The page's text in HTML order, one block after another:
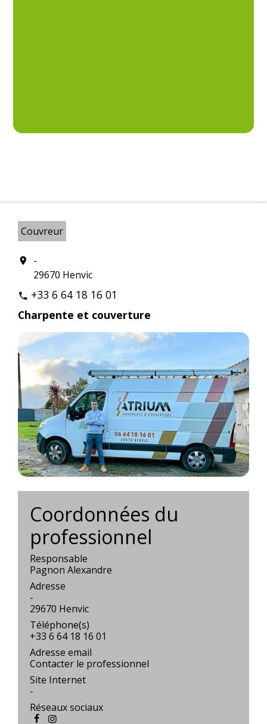
Couvreur
location_on
-
29670 Henvic
phone +33 6 64 18 16 01
Charpente et couverture
Coordonnées du
professionnel
Responsable
Pagnon Alexandre
Adresse
-
29670 Henvic
Téléphone(s)
+33 6 64 18 16 01
Adresse email
Contacter le professionnel
Site Internet
-
Réseaux sociaux